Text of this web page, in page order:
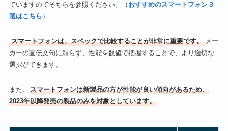
ていますのでそちらを参照ください。（ おすすめのスマートフォン３
選はこちら ）
スマートフォンは、スペックで比較することが非常に重要です。 メー
カーの宣伝文句に頼らず、性能を数値で把握することで、より適切な
選択ができます。
また、
スマートフォンは新製品の方が性能が良い傾向があるため、
2023年以降発売の製品のみを対象としています。